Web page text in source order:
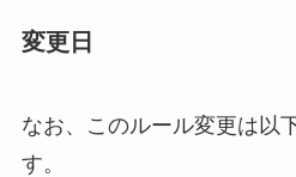
変更日
なお、このルール変更は以
す。